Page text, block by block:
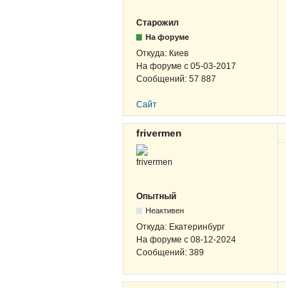
Старожил
На форуме
Откуда: Киев
На форуме с 05-03-2017
Сообщений: 57 887
Сайт
frivermen
Опытный
Неактивен
Откуда: Екатеринбург
На форуме с 08-12-2024
Сообщений: 389